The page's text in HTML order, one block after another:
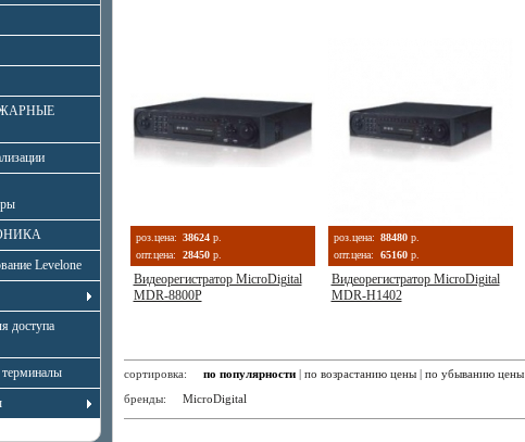
Levelone
доступа
терминалы
роз.цена: 38624 р.
опт.цена:
28450 р.
Видеорегистратор MicroDigital
MDR-8800P
роз.цена: 88480 р.
опт.цена:
65160 р.
Видеорегистратор MicroDigital
MDR-H1402
сортировка: по популярности | по возрастанию цены | по убыванию цены
бренды: MicroDigital